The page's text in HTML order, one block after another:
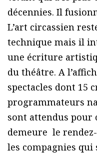
décennies. Il
L’art circassien
technique mais il
une écriture
du théâtre. A
spectacles dont 15
programmateurs
sont attendus pour
demeure le
les compagnies